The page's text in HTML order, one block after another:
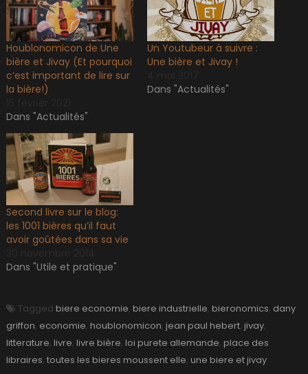
Houblonomicon de Une
bière et Jivay (Et pourquoi
c’est important de lire sur
la bière!)
Dans "Actualités"
Un Youtubeur à suivre :
Une bière et Jivay !
Dans "Actualités"
Second livre sur le blog:
les 1001 bières qu’il faut
avoir goûtées dans sa vie
Dans "Utile et pratique"
Tagged biere economie, biere industrielle, bieronomics, dany
griffon, economie, houblonomicon, jean paul hebert, jivay,
litterature, livre, livre bière, loi purete allemande, place des
libraires, toutes les bieres moussent elle, une biere et jivay